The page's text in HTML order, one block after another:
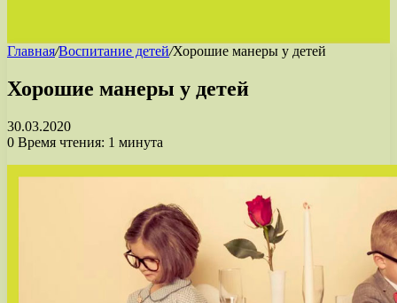
Главная/Воспитание детей/Хорошие манеры у детей
Хорошие манеры у детей
30.03.2020
0 Время чтения: 1 минута